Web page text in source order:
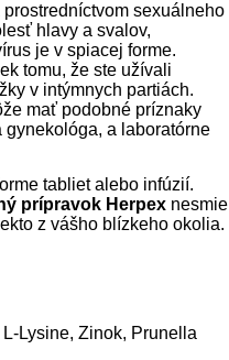
prostredníctvom sexuálneho
hlavy a svalov,
je v spiacej forme.
tomu, že ste užívali
v intýmnych partiách.
mať podobné príznaky
a laboratórne
tabliet alebo infúzií.
prípravok Herpex nesmie
z vášho blízkeho okolia.
Lysine, Zinok, Prunella